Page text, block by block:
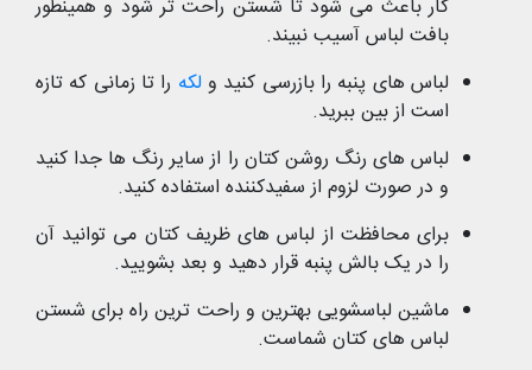
کار باعث می شود تا شستن راحت تر شود و همینطور
بافت لباس آسیب نبیند.
لباس های پنبه را بازرسی کنید و لکه را تا زمانی که تازه
است از بین ببرید.
لباس های رنگ روشن کتان را از سایر رنگ ها جدا کنید
و در صورت لزوم از سفیدکننده استفاده کنید.
برای محافظت از لباس های ظریف کتان می توانید آن
را در یک بالش پنبه قرار دهید و بعد بشویید.
ماشین لباسشویی بهترین و راحت ترین راه برای شستن
لباس های کتان شماست.